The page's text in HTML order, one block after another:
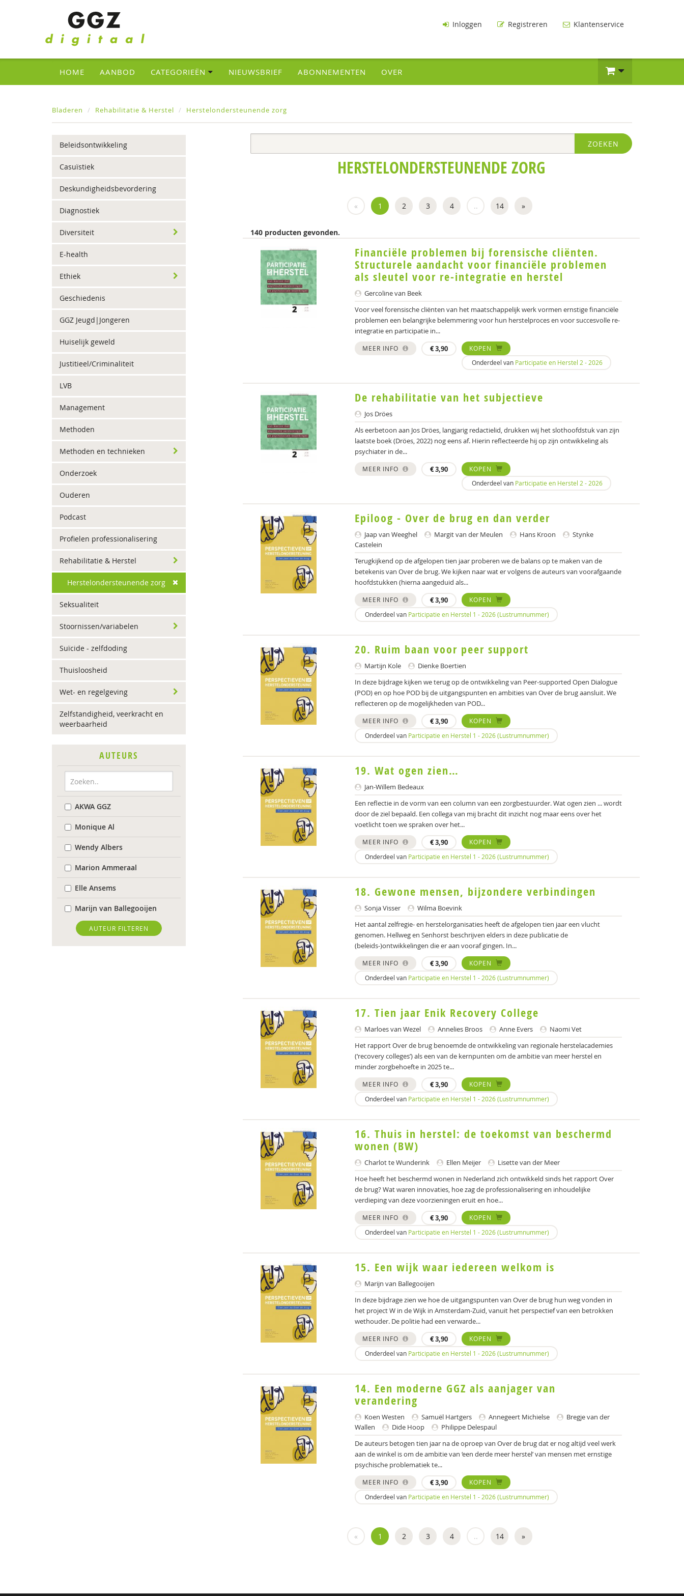
Inloggen Registreren Klantenservice
HOME AANBOD CATEGORIEËN NIEUWSBRIEF ABONNEMENTEN OVER
Bladeren Rehabilitatie & Herstel Herstelondersteunende zorg
Beleidsontwikkeling
Casuïstiek
Deskundigheidsbevordering
Diagnostiek
Diversiteit
E-health
Ethiek
Geschiedenis
GGZ Jeugd|Jongeren
Huiselijk geweld
Justitieel/Criminaliteit
LVB
Management
Methoden
Methoden en technieken
Onderzoek
Ouderen
Podcast
Profielen professionalisering
Rehabilitatie & Herstel
Herstelondersteunende zorg
Seksualiteit
Stoornissen/variabelen
Suïcide - zelfdoding
Thuisloosheid
Wet- en regelgeving
Zelfstandigheid, veerkracht en
weerbaarheid
AUTEURS
AKWA GGZ
Monique Al
Wendy Albers
Marion Ammeraal
Elle Ansems
Marijn van Ballegooijen
Jan-Willem Bedeaux
Hadewich Benjamins
AUTEUR FILTEREN
ZOEKEN
HERSTELONDERSTEUNENDE ZORG
« 1 2 3 4 .. 14 »
140 producten gevonden.
Financiële problemen bij forensische cliënten.
Structurele aandacht voor financiële problemen
als sleutel voor re-integratie en herstel
Gercoline van Beek
Voor veel forensische cliënten van het maatschappelijk werk vormen ernstige financiële
problemen een belangrijke belemmering voor hun herstelproces en voor succesvolle re-
integratie en participatie in...
MEER INFO €3,90
KOPEN
Onderdeel van Participatie en Herstel 2 - 2026
De rehabilitatie van het subjectieve
Jos Dröes
Als eerbetoon aan Jos Dröes, langjarig redactielid, drukken wij het slothoofdstuk van zijn
laatste boek (Dröes, 2022) nog eens af. Hierin reflecteerde hij op zijn ontwikkeling als
psychiater in de...
MEER INFO €3,90
KOPEN
Onderdeel van Participatie en Herstel 2 - 2026
Epiloog - Over de brug en dan verder
Jaap van Weeghel Margit van der Meulen Hans Kroon
Stynke
Castelein
Terugkijkend op de afgelopen tien jaar proberen we de balans op te maken van de
betekenis van Over de brug. We kijken naar wat er volgens de auteurs van voorafgaande
hoofdstukken (hierna aangeduid als...
MEER INFO €3,90
KOPEN
Onderdeel van Participatie en Herstel 1 - 2026 (Lustrumnummer)
20. Ruim baan voor peer support
Martijn Kole
Dienke Boertien
In deze bijdrage kijken we terug op de ontwikkeling van Peer-supported Open Dialogue
(POD) en op hoe POD bij de uitgangspunten en ambities van Over de brug aansluit. We
reflecteren op de mogelijkheden van POD...
MEER INFO €3,90
KOPEN
Onderdeel van Participatie en Herstel 1 - 2026 (Lustrumnummer)
19. Wat ogen zien…
Jan-Willem Bedeaux
Een reflectie in de vorm van een column van een zorgbestuurder. Wat ogen zien ... wordt
door de ziel bepaald. Een collega van mij bracht dit inzicht nog maar eens over het
voetlicht toen we spraken over het...
MEER INFO €3,90
KOPEN
Onderdeel van Participatie en Herstel 1 - 2026 (Lustrumnummer)
18. Gewone mensen, bijzondere verbindingen
Sonja Visser
Wilma Boevink
Het aantal zelfregie- en herstelorganisaties heeft de afgelopen tien jaar een vlucht
genomen. Hellweg en Senhorst beschrijven elders in deze publicatie de
(beleids-)ontwikkelingen die er aan vooraf gingen. In...
MEER INFO €3,90
KOPEN
Onderdeel van Participatie en Herstel 1 - 2026 (Lustrumnummer)
17. Tien jaar Enik Recovery College
Marloes van Wezel Annelies Broos Anne Evers
Naomi Vet
Het rapport Over de brug benoemde de ontwikkeling van regionale herstelacademies
(‘recovery colleges’) als een van de kernpunten om de ambitie van meer herstel en
minder zorgbehoefte in 2025 te...
MEER INFO €3,90
KOPEN
Onderdeel van Participatie en Herstel 1 - 2026 (Lustrumnummer)
16. Thuis in herstel: de toekomst van beschermd
wonen (BW)
Charlot te Wunderink Ellen Meijer
Lisette van der Meer
Hoe heeft het beschermd wonen in Nederland zich ontwikkeld sinds het rapport Over
de brug? Wat waren innovaties, hoe zag de professionalisering en inhoudelijke
verdieping van deze voorzieningen eruit en hoe...
MEER INFO €3,90
KOPEN
Onderdeel van Participatie en Herstel 1 - 2026 (Lustrumnummer)
15. Een wijk waar iedereen welkom is
Marijn van Ballegooijen
In deze bijdrage zien we hoe de uitgangspunten van Over de brug hun weg vonden in
het project W in de Wijk in Amsterdam-Zuid, vanuit het perspectief van een betrokken
wethouder. De politie had een verwarde...
MEER INFO €3,90
KOPEN
Onderdeel van Participatie en Herstel 1 - 2026 (Lustrumnummer)
14. Een moderne GGZ als aanjager van
verandering
Koen Westen Samuël Hartgers Annegeert Michielse
Bregje van der
Wallen
Dide Hoop
Philippe Delespaul
De auteurs betogen tien jaar na de oproep van Over de brug dat er nog altijd veel werk
aan de winkel is om de ambitie van ‘een derde meer herstel’ van mensen met ernstige
psychische problematiek te...
MEER INFO €3,90
KOPEN
Onderdeel van Participatie en Herstel 1 - 2026 (Lustrumnummer)
« 1 2 3 4 .. 14 »